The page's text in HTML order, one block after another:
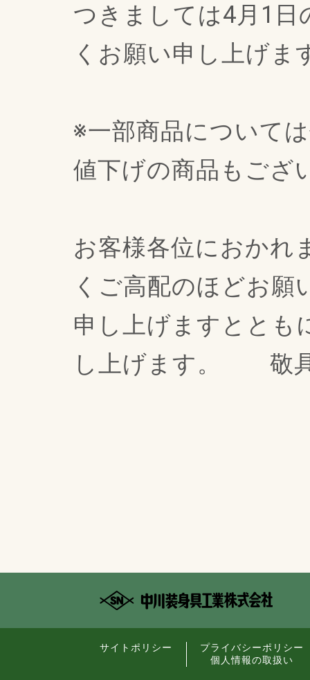
つきましては4月1日
くお願い申し上げま
※一部商品について
値下げの商品もござ
お客様各位におかれ
くご高配のほどお願
申し上げますととも
し上げます。 敬
サイトポリシー
プライバシーポリシー
個人情報の取扱い